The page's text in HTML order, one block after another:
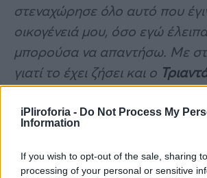
iPliroforia - Do Not Process My
Information
If you wish to opt-out of the sale, sharing
processing of your personal or sensitive
στεναχώρησε όλο αυτό που
οικογένειά μου, όσο εγώ
μπορούσα να απαντήσω. Με
γιατί το έχει ζήσει και ο
λείπει και να μιλάνε άλλοι για
να μπορεί να απαντήσει.
ξανακολλάει ποτέ με τον ίδιο